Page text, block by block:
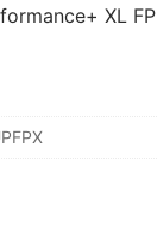
is:
XL FP